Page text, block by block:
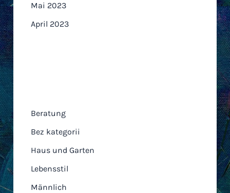
Mai 2023
April 2023
Beratung
Bez kategorii
Haus und Garten
Lebensstil
Männlich